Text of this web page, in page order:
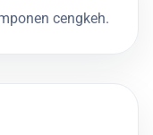
cengkeh.